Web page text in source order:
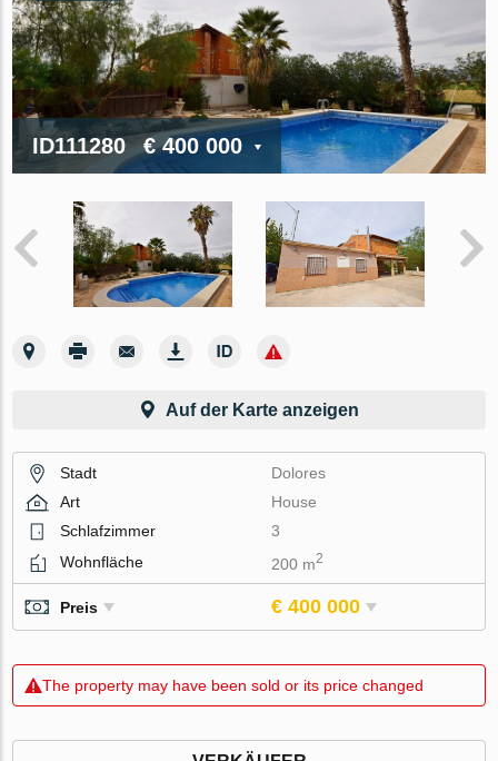
ID111280 € 400 000
Auf der Karte anzeigen
Stadt
Dolores
Art
House
Schlafzimmer
3
Wohnfläche
200 m2
Preis € 400 000
The property may have been sold or its price changed